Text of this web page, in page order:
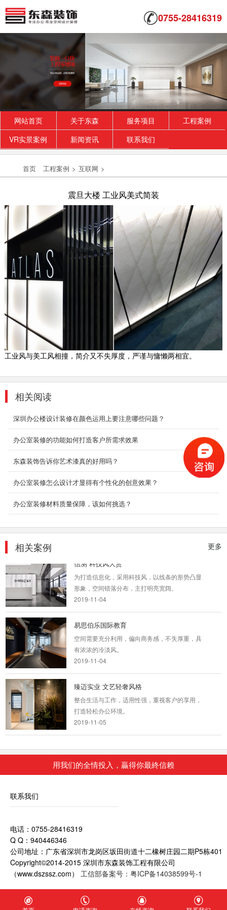
0755-28416319
网站首页 关于东森 服务项目
工程案例
VR实景案例
新闻资讯 联系我们
首页 工程案例 > 互联网 >
震旦大楼 工业风美式简装
工业风与美工风相撞，简介又不失厚度，严谨与慵懒两相宜。
相关阅读
深圳办公楼设计装修在颜色运用上要注意哪些问题？
办公室装修的功能如何打造客户所需求效果
东森装饰告诉你艺术漆真的好用吗？
办公室装修怎么设计才显得有个性化的创意效果？
办公室装修材料质量保障，该如何挑选？
更多
相关案例
中型厂房装修
大中型和小型的办公室区别很大，无论是布局还
是对视觉上的要求，我们今天细说对于空间不同
的办公室设...
2018-09-03
开放式办公室设计案例
开放式办公室装修设计是近年来比较流行的趋
势，摆脱传统封闭式的独立空间，采用通透、宽
互联网企业办公室装修
办公室是为处理一种特定事务的地方或提供服务
公司、企业文...
互联网公司装修
的地方，而办公室装修设计则能恰到好处的突出
2018-06-27
我们知道随着网络科技的发展为我们的生活和工
作平添了无限的方便与快捷及舒适性，网络科技
时代人们更...
为打造信息化，采用科技风，以线条的形势凸显
形象，空间错落分布，主打明亮宽阔。
2019-11-04
易思伯乐国际教育
空间需要充分利用，偏向商务感，不失厚重，具
有浓浓的冷淡风。
2019-11-04
臻迈实业 文艺轻奢风格
整合生活与工作，适用性强，重视客户的享用，
打造轻松办公环境。
2019-11-05
中型厂房装修
大中型和小型的办公室区别很大，无论是布局还
是对视觉上的要求，我们今天细说对于空间不同
势，摆脱传统封闭式的独立空间，采用通透、宽
敞的办公区域...
2018-09-03
办公室是为处理一种特定事务的地方或提供服务
用我们的全情投入，贏得你最終信赖
联系我们
电话：0755-28416319
Q Q：940446346
公司地址：广东省深圳市龙岗区坂田街道十二橡树庄园二期P5栋401
Copyright©2014-2015 深圳市东森装饰工程有限公司
（www.dszssz.com） 工信部备案号：粤ICP备14038599号-1